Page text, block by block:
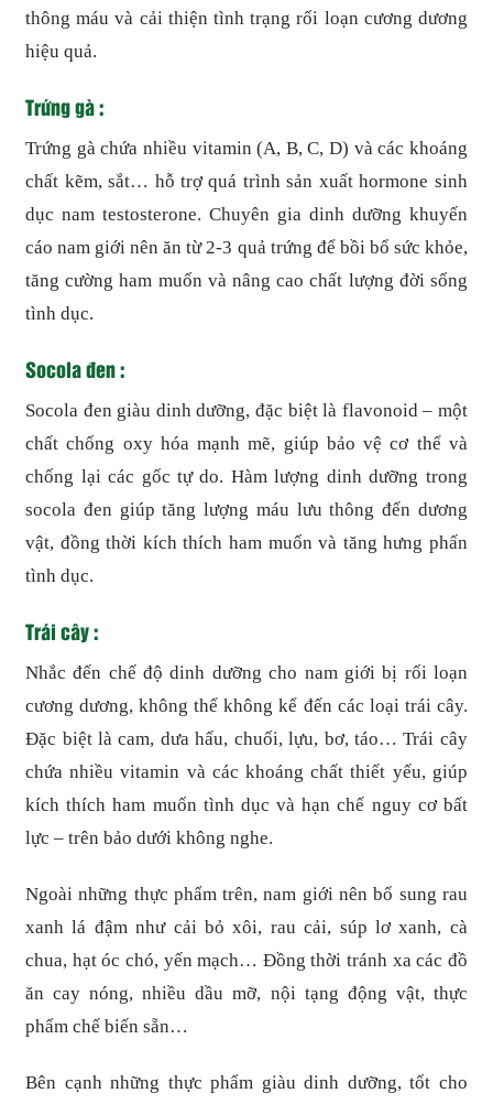
thông máu và cải thiện tình trạng rối loạn cương dương
hiệu quả.
Trứng gà :
Trứng gà chứa nhiều vitamin (A, B, C, D) và các khoáng
chất kẽm, sắt… hỗ trợ quá trình sản xuất hormone sinh
dục nam testosterone. Chuyên gia dinh dưỡng khuyến
cáo nam giới nên ăn từ 2-3 quả trứng để bồi bổ sức khỏe,
tăng cường ham muốn và nâng cao chất lượng đời sống
tình dục.
Socola đen :
Socola đen giàu dinh dưỡng, đặc biệt là flavonoid – một
chất chống oxy hóa mạnh mẽ, giúp bảo vệ cơ thể và
chống lại các gốc tự do. Hàm lượng dinh dưỡng trong
socola đen giúp tăng lượng máu lưu thông đến dương
vật, đồng thời kích thích ham muốn và tăng hưng phấn
tình dục.
Trái cây :
Nhắc đến chế độ dinh dưỡng cho nam giới bị rối loạn
cương dương, không thể không kể đến các loại trái cây.
Đặc biệt là cam, dưa hấu, chuối, lựu, bơ, táo… Trái cây
chứa nhiều vitamin và các khoáng chất thiết yếu, giúp
kích thích ham muốn tình dục và hạn chế nguy cơ bất
lực – trên bảo dưới không nghe.
Ngoài những thực phẩm trên, nam giới nên bổ sung rau
xanh lá đậm như cải bỏ xôi, rau cải, súp lơ xanh, cà
chua, hạt óc chó, yến mạch… Đồng thời tránh xa các đồ
ăn cay nóng, nhiều dầu mỡ, nội tạng động vật, thực
phẩm chế biến sẵn…
Bên cạnh những thực phẩm giàu dinh dưỡng, tốt cho